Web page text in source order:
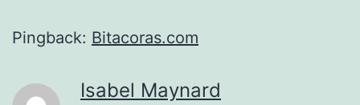
Pingback: Bitacoras.com
Isabel Maynard